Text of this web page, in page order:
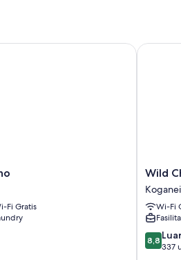
Fi Gratis
Wild
Cherry
Blossom
Hostel
Tokyo
Koganei
Koganei
Wild
Koganei
Wi-Fi
8.8
dari
8,8
337
Wild